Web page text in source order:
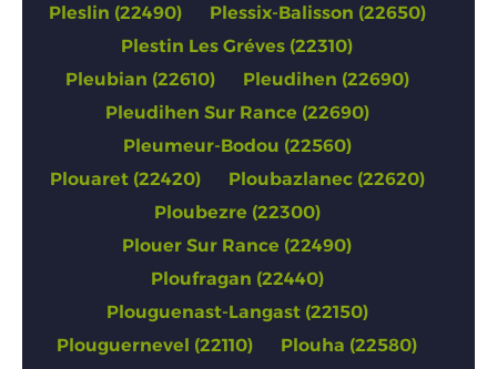
Pleslin (22490)
Plessix-Balisson (22650)
Plestin Les Gréves (22310)
Pleubian (22610)
Pleudihen (22690)
Pleudihen Sur Rance (22690)
Pleumeur-Bodou (22560)
Plouaret (22420)
Ploubazlanec (22620)
Ploubezre (22300)
Plouer Sur Rance (22490)
Ploufragan (22440)
Plouguenast-Langast (22150)
Plouguernevel (22110)
Plouha (22580)